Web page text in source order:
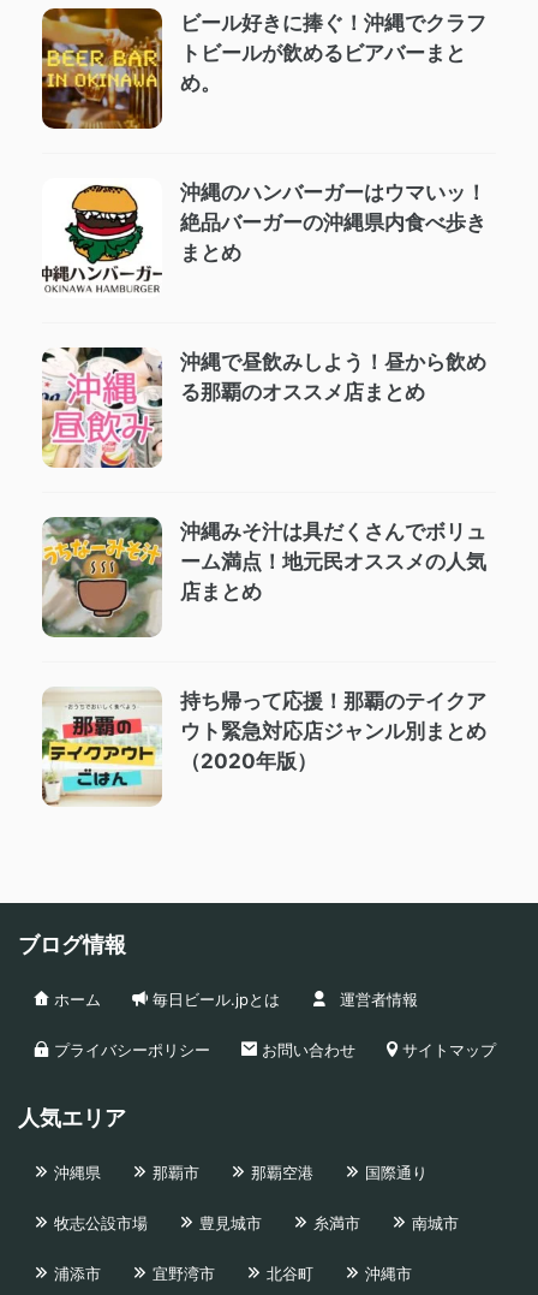
ビール好きに捧ぐ！沖縄でクラフ
トビールが飲めるビアバーまと
め。
沖縄のハンバーガーはウマいッ！
絶品バーガーの沖縄県内食べ歩き
まとめ
沖縄で昼飲みしよう！昼から飲め
る那覇のオススメ店まとめ
沖縄みそ汁は具だくさんでボリュ
ーム満点！地元民オススメの人気
店まとめ
持ち帰って応援！那覇のテイクア
ウト緊急対応店ジャンル別まとめ
（2020年版）
ブログ情報
ホーム 毎日ビール.jpとは 運営者情報
プライバシーポリシー お問い合わせ サイトマップ
人気エリア
沖縄県 那覇市 那覇空港 国際通り
牧志公設市場 豊見城市 糸満市 南城市
浦添市 宜野湾市 北谷町 沖縄市